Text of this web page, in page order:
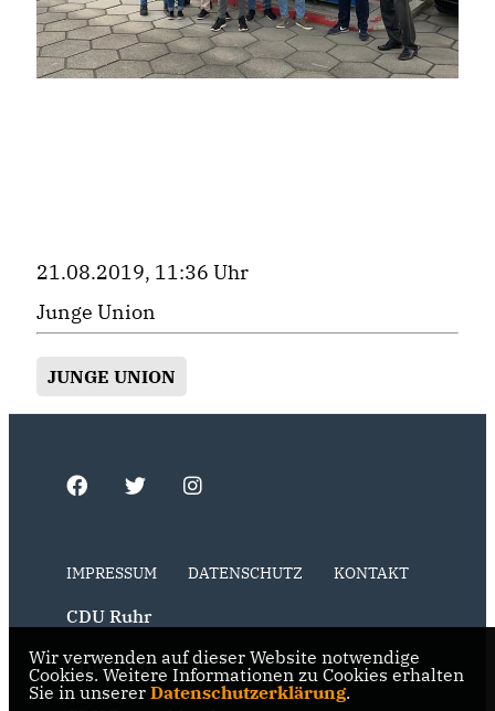
21.08.2019, 11:36 Uhr
Junge Union
JUNGE UNION
IMPRESSUM DATENSCHUTZ KONTAKT
CDU Ruhr
CDU NRW
Wir verwenden auf dieser Website notwendige
Cookies. Weitere Informationen zu Cookies erhalten
Sie in unserer Datenschutzerklärung.